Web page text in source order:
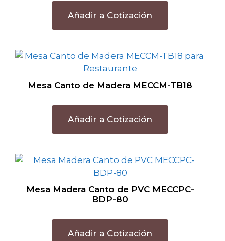
Añadir a Cotización
Mesa Canto de Madera MECCM-TB18
Añadir a Cotización
Mesa Madera Canto de PVC MECCPC-
BDP-80
Añadir a Cotización